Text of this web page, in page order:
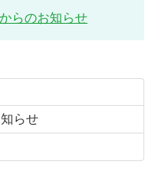
らのお知らせ
らせ